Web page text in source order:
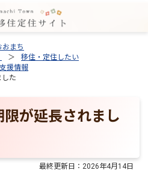
まち
移住・定住したい
援情報
た
が延長されまし
最終更新日： 2026年4月14日